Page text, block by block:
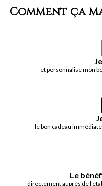
Comment ça
et personnalise mon
le bon cadeau
Le
directement auprès de